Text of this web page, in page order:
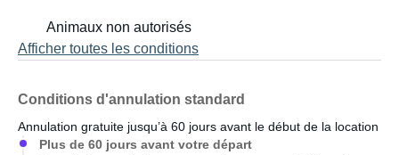
Animaux non autorisés
Afficher toutes les conditions
Conditions d'annulation standard
Annulation gratuite jusqu’à 60 jours avant le début de la location
Plus de 60 jours avant votre départ